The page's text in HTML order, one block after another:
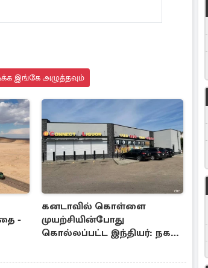
இங்கே அழுத்தவும்
-
கனடாவில் கொள்ளை
முயற்சியின்போது
கொல்லப்பட்ட இந்தியர்: நகர